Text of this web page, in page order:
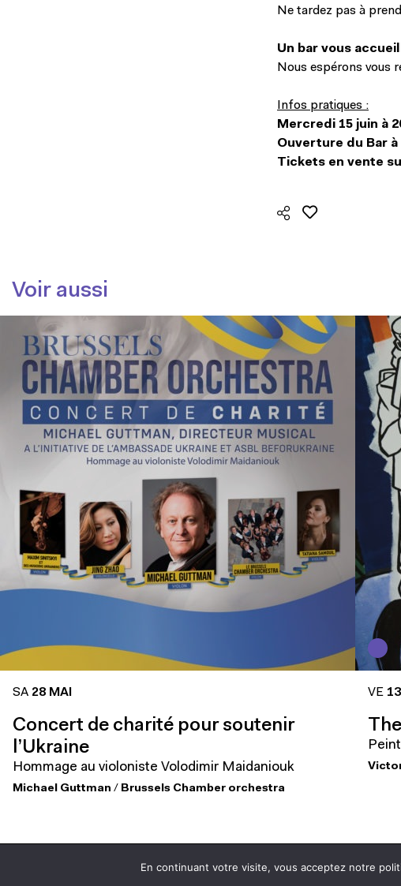
Ne tardez pas à
Un bar vous
Nous espérons vous
Infos pratiques :
Mercredi 15 juin à
Ouverture du Bar à
Tickets en vente
Voir aussi
SA 28 MAI
Concert de charité pour soutenir
l’Ukraine
Hommage au violoniste Volodimir Maidaniouk
Michael Guttman / Brussels Chamber orchestra
VE 13
suivez-nous partager
En continuant votre visite, vous acceptez notre